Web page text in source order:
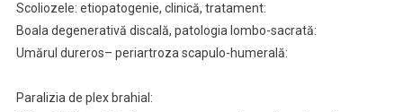
Scoliozele: etiopatogenie, clinică, tratament:
Boala degenerativă discală, patologia lombo-sacrată:
Umărul dureros– periartroza scapulo-humerală:
Paralizia de plex brahial: